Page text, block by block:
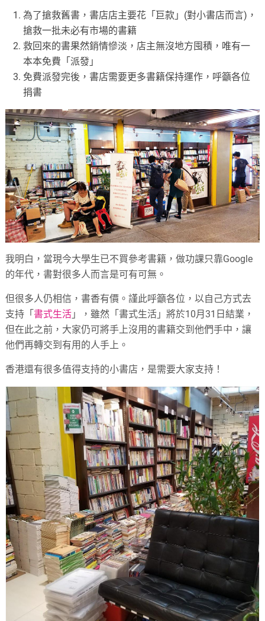
為了搶救舊書，書店店主要花「巨款」(對小書店而言)，
搶救一批未必有市場的書籍
救回來的書果然銷情慘淡，店主無沒地方囤積，唯有一
本本免費「派發」
免費派發完後，書店需要更多書籍保持運作，呼籲各位
捐書
我明白，當現今大學生已不買參考書籍，做功課只靠Google
的年代，書對很多人而言是可有可無。
但很多人仍相信，書香有價。謹此呼籲各位，以自己方式去
支持「書式生活 」，雖然「書式生活」將於10月31日結業，
但在此之前，大家仍可將手上沒用的書籍交到他們手中，讓
他們再轉交到有用的人手上。
香港還有很多值得支持的小書店，是需要大家支持！